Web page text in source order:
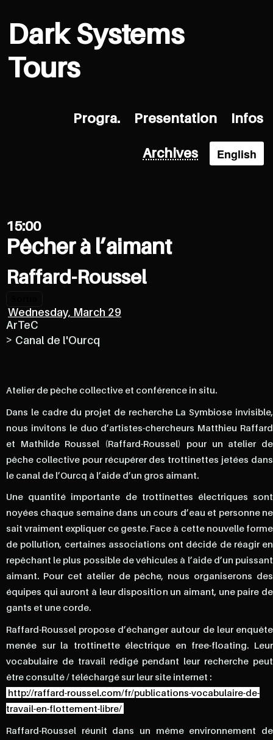
Dark Systems
Tours
Infos
Presentation
Progra.
English
Archives
15:00
Pêcher à l’aimant
Raffard-Roussel
Wednesday, March 29
ArTeC
> Canal de l'Ourcq
Atelier de pèche collective et conférence in situ.
Dans le cadre du projet de recherche La Symbiose invisible,
nous invitons le duo d’artistes-chercheurs Matthieu Raffard
et Mathilde Roussel (Raffard-Roussel) pour un atelier de
pêche collective pour récupérer des trottinettes jetées dans
le canal de l’Ourcq à l’aide d’un gros aimant.
Une quantité importante de trottinettes électriques sont
noyées chaque semaine dans un cours d’eau et personne ne
sait vraiment expliquer ce geste. Face à cette nouvelle forme
de pollution, certaines associations ont décidé de réagir en
repêchant le plus possible de véhicules à l’aide d’un puissant
aimant. Pour cet atelier de pêche, nous organiserons des
équipes qui auront à leur disposition un aimant, une paire de
gants et une corde.
Raffard-Roussel propose d’échanger autour de leur enquête
menée sur la trottinette électrique en free-floating. Leur
vocabulaire de travail rédigé pendant leur recherche peut
être consulté / téléchargé sur leur site internet :
http://raffard-roussel.com/fr/publications-vocabulaire-de-
travail-en-flottement-libre/
Raffard-Roussel réunit dans un même environnement de